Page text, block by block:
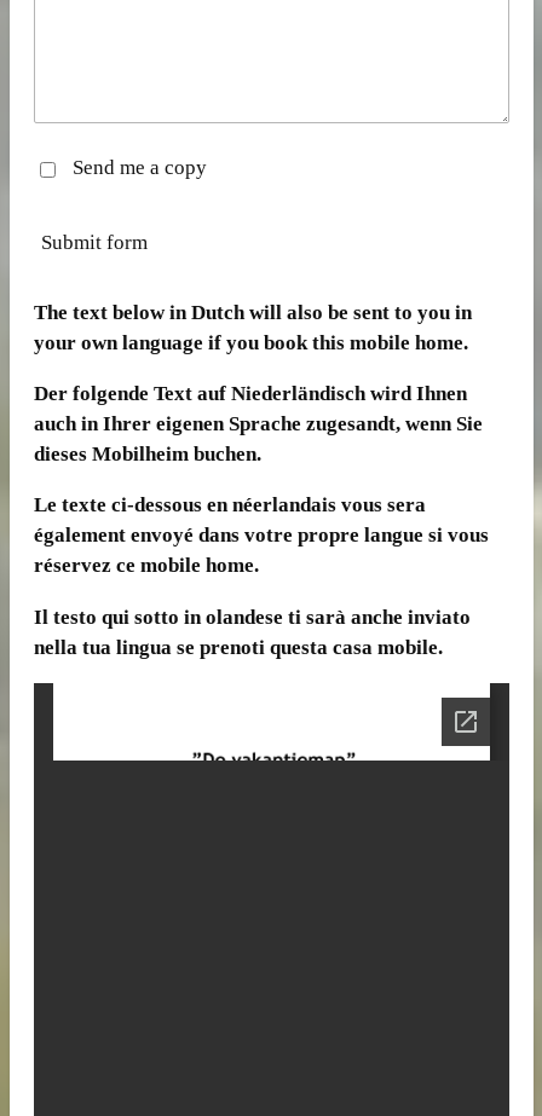
Send me a copy
Submit form
The text below in Dutch will also be sent to you in
your own language if you book this mobile home.
Der folgende Text auf Niederländisch wird Ihnen
auch in Ihrer eigenen Sprache zugesandt, wenn Sie
dieses Mobilheim buchen.
Le texte ci-dessous en néerlandais vous sera
également envoyé dans votre propre langue si vous
réservez ce mobile home.
Il testo qui sotto in olandese ti sarà anche inviato
nella tua lingua se prenoti questa casa mobile.